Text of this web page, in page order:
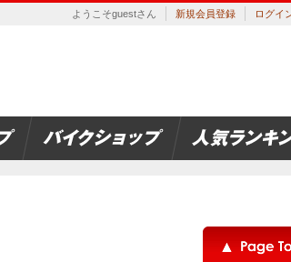
ようこそguestさん 新規会員登録 ログイ